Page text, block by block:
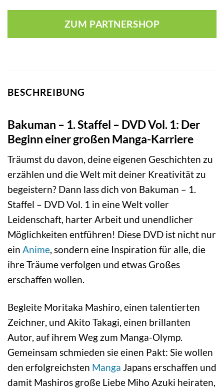
ZUM PARTNERSHOP
BESCHREIBUNG
Bakuman – 1. Staffel – DVD Vol. 1: Der
Beginn einer großen Manga-Karriere
Träumst du davon, deine eigenen Geschichten zu
erzählen und die Welt mit deiner Kreativität zu
begeistern? Dann lass dich von Bakuman – 1.
Staffel – DVD Vol. 1 in eine Welt voller
Leidenschaft, harter Arbeit und unendlicher
Möglichkeiten entführen! Diese DVD ist nicht nur
ein Anime, sondern eine Inspiration für alle, die
ihre Träume verfolgen und etwas Großes
erschaffen wollen.
Begleite Moritaka Mashiro, einen talentierten
Zeichner, und Akito Takagi, einen brillanten
Autor, auf ihrem Weg zum Manga-Olymp.
Gemeinsam schmieden sie einen Pakt: Sie wollen
den erfolgreichsten Manga Japans erschaffen und
damit Mashiros große Liebe Miho Azuki heiraten,